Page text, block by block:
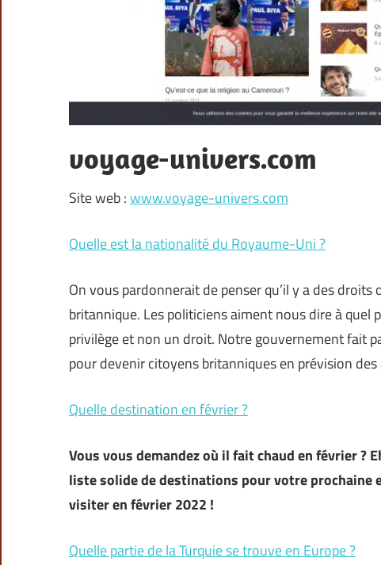
voyage-univers.com
Site web :www.voyage-univers.com
Quelle est la nationalité du Royaume-Uni ?
On vous pardonnerait de penser qu’il y a des
britannique. Les politiciens aiment nous dire à quel
privilège et non un droit. Notre gouvernement fait
pour devenir citoyens britanniques en prévision
Quelle destination en février ?
Vous vous demandez où il fait chaud en février ?
liste solide de destinations pour votre prochaine
visiter en février 2022 !
Quelle partie de la Turquie se trouve en Europe ?